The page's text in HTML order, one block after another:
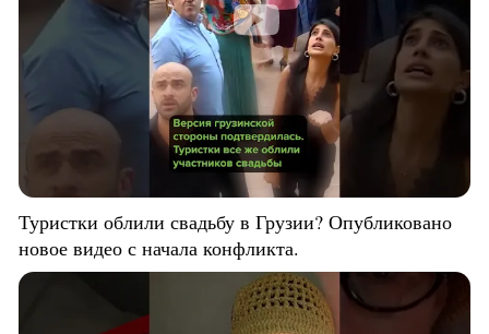
Туристки облили свадьбу в Грузии? Опубликовано
новое видео с начала конфликта.